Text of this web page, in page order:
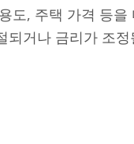
도, 주택 가격 등
되거나 금리가 조